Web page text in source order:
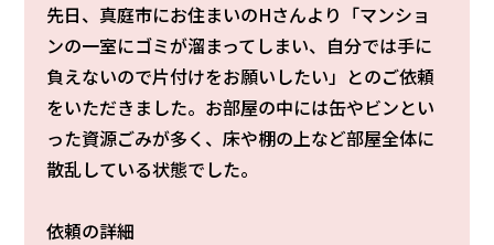
先日、真庭市にお住まいのHさんより「マンショ
ンの一室にゴミが溜まってしまい、自分では手に
負えないので片付けをお願いしたい」とのご依頼
をいただきました。お部屋の中には缶やビンとい
った資源ごみが多く、床や棚の上など部屋全体に
散乱している状態でした。
依頼の詳細